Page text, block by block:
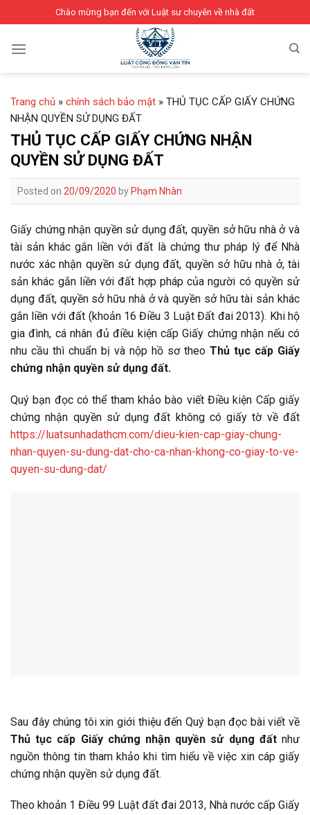
to
content
Chào mừng bạn đến với Luật sư chuyên về nhà đất
Trang chủ » chính sách bảo mật » THỦ TỤC CẤP GIẤY CHỨNG
NHẬN QUYỀN SỬ DỤNG ĐẤT
THỦ TỤC CẤP GIẤY CHỨNG NHẬN
QUYỀN SỬ DỤNG ĐẤT
Posted on 20/09/2020 by Phạm Nhàn
Giấy chứng nhận quyền sử dụng đất, quyền sở hữu nhà ở và
tài sản khác gắn liền với đất là chứng thư pháp lý để Nhà
nước xác nhận quyền sử dụng đất, quyền sở hữu nhà ở, tài
sản khác gắn liền với đất hợp pháp của người có quyền sử
dụng đất, quyền sở hữu nhà ở và quyền sở hữu tài sản khác
gắn liền với đất (khoản 16 Điều 3 Luật Đất đai 2013). Khi hộ
gia đình, cá nhân đủ điều kiện cấp Giấy chứng nhận nếu có
nhu cầu thì chuẩn bị và nộp hồ sơ theo Thủ tục cấp Giấy
chứng nhận quyền sử dụng đất.
Quý bạn đọc có thể tham khảo bào viết Điều kiện Cấp giấy
chứng nhận quyền sử dụng đất không có giấy tờ về đất
https://luatsunhadathcm.com/dieu-kien-cap-giay-chung-
nhan-quyen-su-dung-dat-cho-ca-nhan-khong-co-giay-to-ve-
quyen-su-dung-dat/
Sau đây chúng tôi xin giới thiệu đến Quý bạn đọc bài viết về
Thủ tục cấp Giấy chứng nhận quyền sử dụng đất như
nguồn thông tin tham khảo khi tìm hiểu về việc xin cáp giấy
chứng nhận quyền sử dụng đất.
Theo khoản 1 Điều 99 Luật đất đai 2013, Nhà nước cấp Giấy